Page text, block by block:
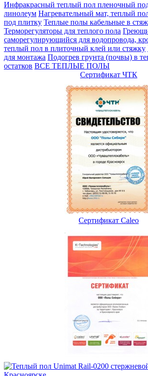
Инфракрасный теплый пол пленочный
линолеум Нагревательный мат, теплый
под плитку Теплые полы кабельные в
Терморегуляторы для теплого пола
саморегулирующийся для водопровода,
теплый пол в плиточный клей или стяжку
для монтажа Подогрев грунта (почвы) в
остатков ВСЕ ТЕПЛЫЕ ПОЛЫ
Сертификат ЧТК
Сертификат Caleo